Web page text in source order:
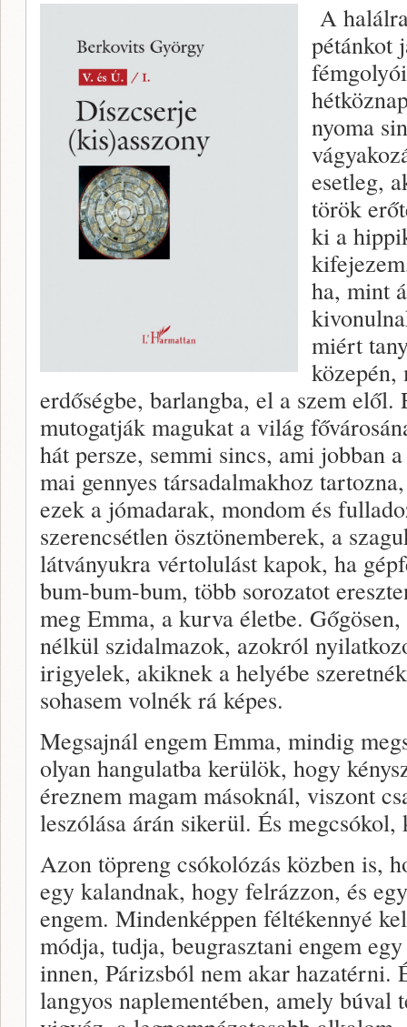
A
pétánkot
nyoma
esetleg,
török
ki a
ha, mint
miért
közepén,
erdőségbe, barlangba, el a szem elől.
mutogatják magukat a világ
hát persze, semmi sincs, ami jobban
mai gennyes társadalmakhoz
ezek a jómadarak, mondom és
szerencsétlen ösztönemberek, a
látványukra vértolulást kapok, ha
bum-bum-bum, több sorozatot
meg Emma, a kurva életbe.
nélkül szidalmazok, azokról
irigyelek, akiknek a helyébe
sohasem volnék rá képes.
Megsajnál engem Emma, mindig
olyan hangulatba kerülök, hogy
éreznem magam másoknál, viszont
leszólása árán sikerül. És
Azon töpreng csókolózás közben is,
egy kalandnak, hogy felrázzon, és
engem. Mindenképpen féltékennyé
módja, tudja, beugrasztani engem
innen, Párizsból nem akar hazatérni.
langyos naplementében, amely búval